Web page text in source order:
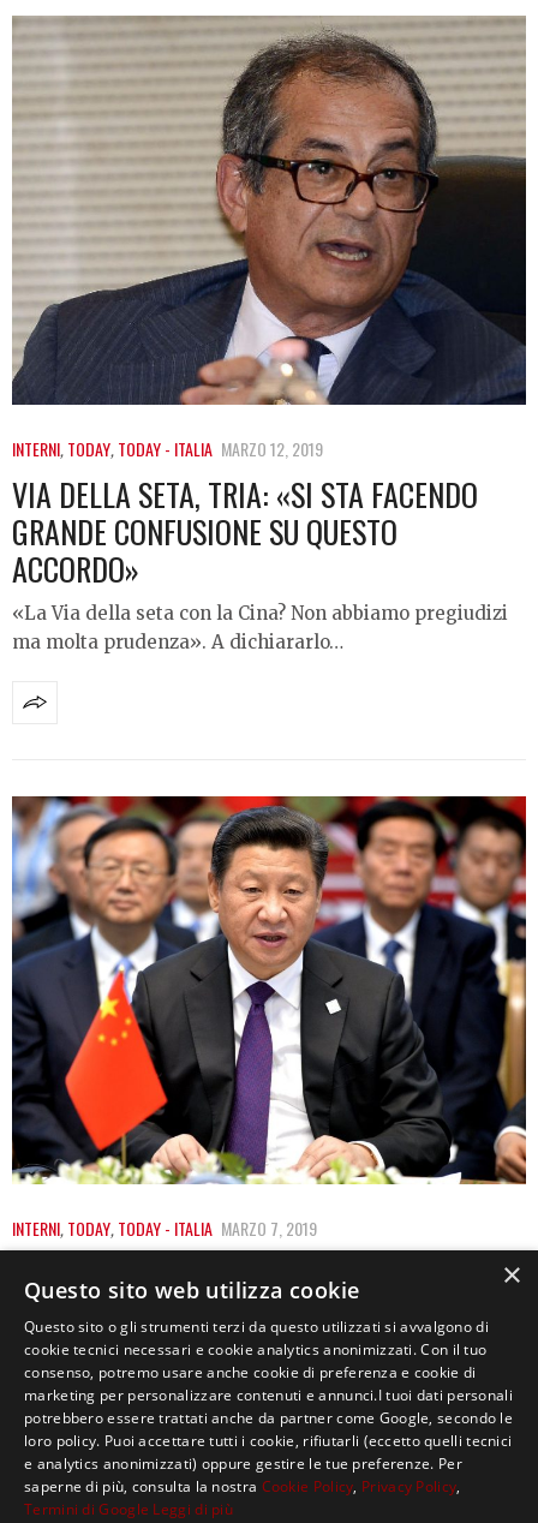
INTERNI,TODAY,TODAY - ITALIA MARZO 12, 2019
VIA DELLA SETA, TRIA: «SI STA FACENDO
GRANDE CONFUSIONE SU QUESTO
ACCORDO»
«La Via della seta con la Cina? Non abbiamo pregiudizi
ma molta prudenza». A dichiararlo…
INTERNI,TODAY,TODAY - ITALIA MARZO 7, 2019
L’ITALIA APRE ALLA NUOVA VIA DELLA SETA
CINESE, GLI USA SBUFFANO
Manca solo la firma riguardo l’accordo tra Italia e Cina
per l’avvio della nuova Via della…
×
Questo sito web utilizza cookie
Questo sito o gli strumenti terzi da questo utilizzati si avvalgono di
cookie tecnici necessari e cookie analytics anonimizzati. Con il tuo
consenso, potremo usare anche cookie di preferenza e cookie di
marketing per personalizzare contenuti e annunci.I tuoi dati personali
potrebbero essere trattati anche da partner come Google, secondo le
loro policy. Puoi accettare tutti i cookie, rifiutarli (eccetto quelli tecnici
e analytics anonimizzati) oppure gestire le tue preferenze. Per
saperne di più, consulta la nostra Cookie Policy, Privacy Policy,
Termini di Google Leggi di più